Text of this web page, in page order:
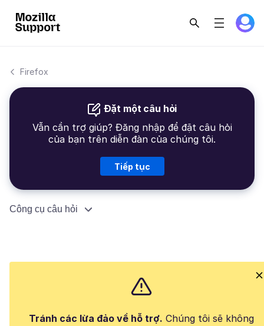
Firefox
Đặt một câu hỏi
Vẫn cần trợ giúp? Đăng nhập để đặt câu hỏi
của bạn trên diễn đàn của chúng tôi.
Tiếp tục
Công cụ câu hỏi
Tránh các lừa đảo về hỗ trợ. Chúng tôi sẽ không